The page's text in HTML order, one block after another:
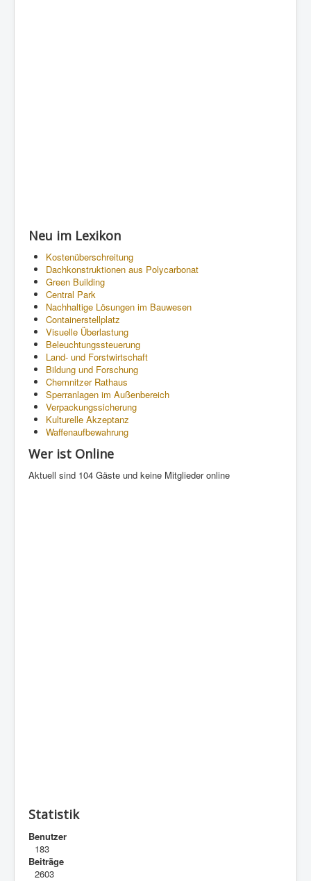
Neu im Lexikon
Kostenüberschreitung
Dachkonstruktionen aus Polycarbonat
Green Building
Central Park
Nachhaltige Lösungen im Bauwesen
Containerstellplatz
Visuelle Überlastung
Beleuchtungssteuerung
Land- und Forstwirtschaft
Bildung und Forschung
Chemnitzer Rathaus
Sperranlagen im Außenbereich
Verpackungssicherung
Kulturelle Akzeptanz
Waffenaufbewahrung
Wer ist Online
Aktuell sind 104 Gäste und keine Mitglieder online
Statistik
Benutzer
183
Beiträge
2603